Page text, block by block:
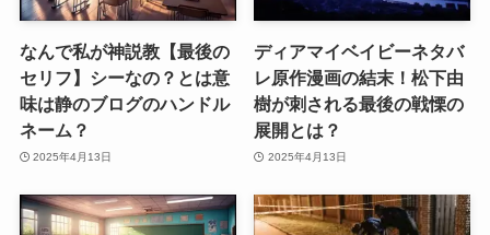
なんで私が神説教【最後の
セリフ】シーなの？とは意
味は静のブログのハンドル
ネーム？
2025年4月13日
ディアマイベイビーネタバ
レ原作漫画の結末！松下由
樹が刺される最後の戦慄の
展開とは？
2025年4月13日